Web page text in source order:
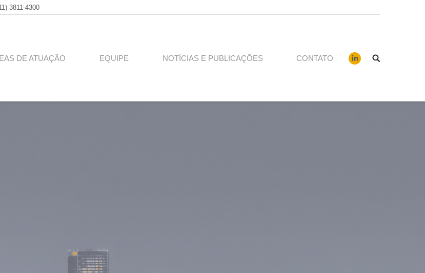
3811-4300
DE ATUAÇÃO EQUIPE NOTÍCIAS E PUBLICAÇÕES CONTATO